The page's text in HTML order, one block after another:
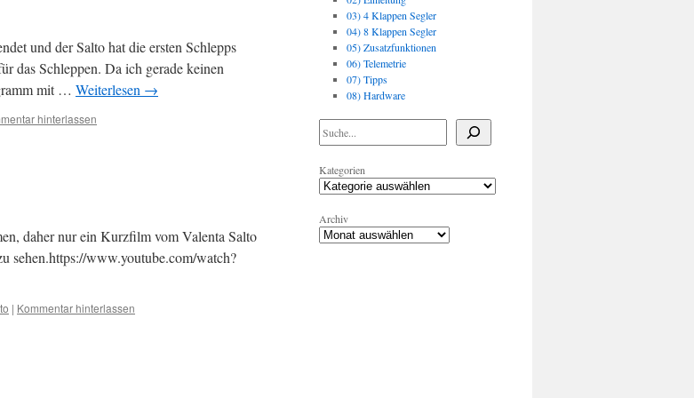
und der Salto hat die ersten Schlepps
das Schleppen. Da ich gerade keinen
mit … Weiterlesen →
hinterlassen
daher nur ein Kurzfilm vom Valenta Salto
sehen.https://www.youtube.com/watch?
| Kommentar hinterlassen
03) 4 Klappen Segler
04) 8 Klappen Segler
05) Zusatzfunktionen
06) Telemetrie
07) Tipps
08) Hardware
Kategorien
Archiv